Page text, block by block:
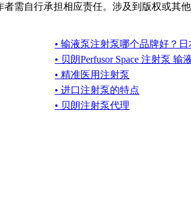
需自行承担相应责任。涉及到版权或其他
• 输液泵注射泵哪个品牌好？
• 贝朗Perfusor Space 注射泵 输
• 精准医用注射泵
• 进口注射泵的特点
• 贝朗注射泵代理